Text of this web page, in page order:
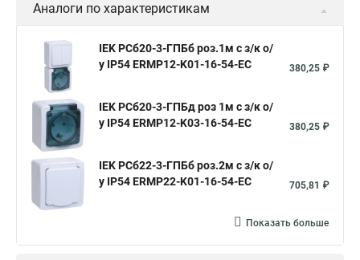
Аналоги по характеристикам
IEK РСб20-3-ГПБб роз.1м с з/к о/
у IP54 ERMP12-K01-16-54-EC
380,25 ₽
IEK РСб20-3-ГПБд роз 1м с з/к о/
у IP54 ERMP12-K03-16-54-EC
380,25 ₽
IEK РСб22-3-ГПБб роз.2м с з/к о/
у IP54 ERMP22-K01-16-54-EC
705,81 ₽
Показать больше